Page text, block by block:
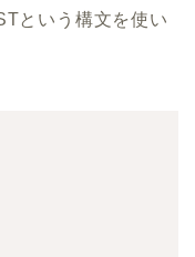
という構文を使い